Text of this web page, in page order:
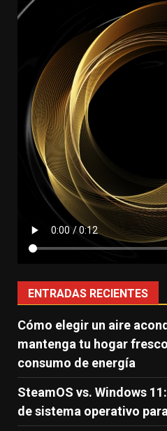
ENTRADAS RECIENTES
Cómo elegir un aire
mantenga tu hogar
consumo de energía
SteamOS vs. Windows
de sistema operativo